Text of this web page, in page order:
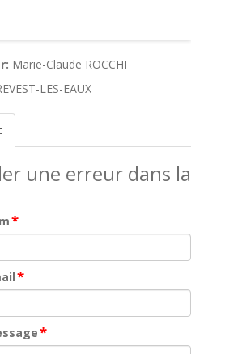
Marie-Claude ROCCHI
LES-EAUX
une erreur dans la
*
*
*